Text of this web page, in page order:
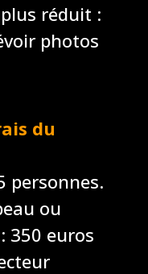
plus réduit :
photos
du
personnes.
ou
350 euros